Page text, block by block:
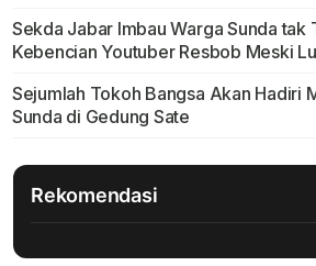
Sekda Jabar Imbau Warga Sunda tak
Kebencian Youtuber Resbob Meski
Sejumlah Tokoh Bangsa Akan Hadiri
Sunda di Gedung Sate
Rekomendasi